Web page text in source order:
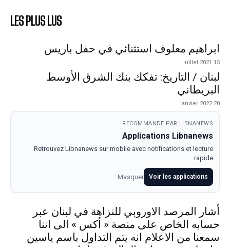
LES PLUS LUS
ابراهيم معلوف استثنائي في حفل باريس
15 juillet 2021
لبنان / التاريخ: تفكك بنك الشرق الأوسط
البريطاني
20 janvier 2022
RECOMMANDE PAR LIBNANEWS
Applications Libnanews
Retrouvez Libnanews sur mobile avec notifications et lecture
rapide.
Voir les applications
Masquer
أشار المرصد الاوروبي للنزاهة في لبنان عبر
حسابه الخاص على منصة « أكس » الى اننا
سمعنا من الاعلام انه يتم التداول باسم ياسين